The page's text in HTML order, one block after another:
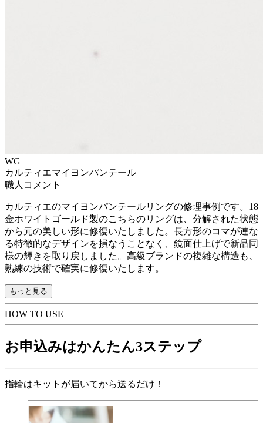
WG
カルティエマイヨンパンテール
職人コメント
カルティエのマイヨンパンテールリングの修理事例です。18
金ホワイトゴールド製のこちらのリングは、分解された状態
から元の美しい形に修復いたしました。長方形のコマが連な
る特徴的なデザインを損なうことなく、鏡面仕上げで新品同
様の輝きを取り戻しました。高級ブランドの複雑な構造も、
熟練の技術で確実に修復いたします。
もっと見る
HOW TO USE
お申込みはかんたん3ステップ
指輪はキットが届いてから送るだけ！